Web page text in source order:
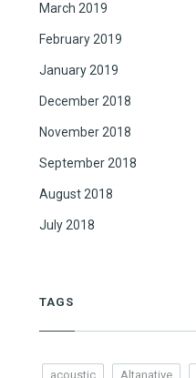
March 2019
February 2019
January 2019
December 2018
November 2018
September 2018
August 2018
July 2018
TAGS
acoustic Altanative